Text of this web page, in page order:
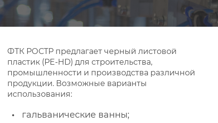
ФТК РОСТР предлагает черный листовой
пластик (PE-HD) для строительства,
промышленности и производства различной
продукции. Возможные варианты
использования:
гальванические ванны;